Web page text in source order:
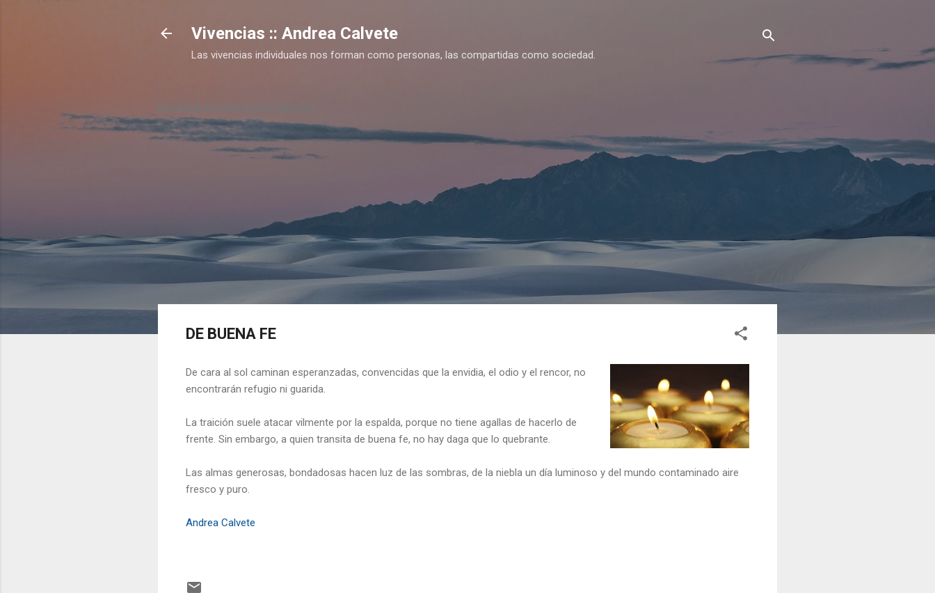
Vivencias :: Andrea Calvete
Las vivencias individuales nos forman como personas, las compartidas como sociedad.
DE BUENA FE
De cara al sol caminan esperanzadas, convencidas que la envidia, el odio y el rencor, no
encontrarán refugio ni guarida.
La traición suele atacar vilmente por la espalda, porque no tiene agallas de hacerlo de
frente. Sin embargo, a quien transita de buena fe, no hay daga que lo quebrante.
Las almas generosas, bondadosas hacen luz de las sombras, de la niebla un día luminoso y del mundo contaminado aire
fresco y puro.
Andrea Calvete